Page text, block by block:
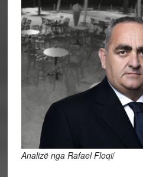
Analizë nga Rafael Floqi/